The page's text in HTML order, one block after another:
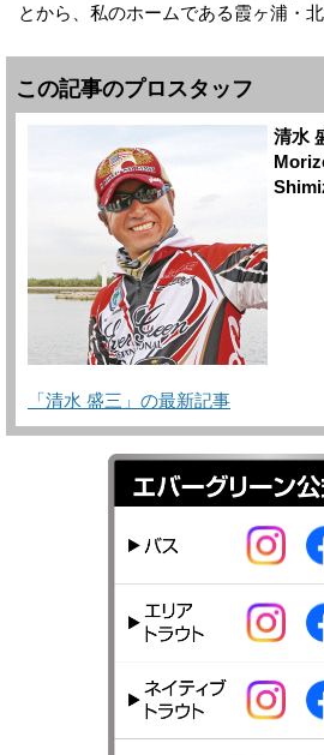
とから、私のホームである霞ヶ浦・
この記事のプロスタッフ
清水
「清水 盛三」の最新記事